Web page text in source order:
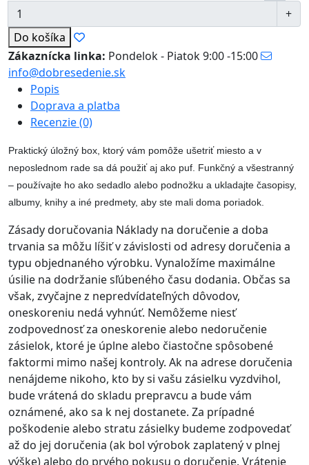
Do košíka
Zákaznícka linka: Pondelok - Piatok 9:00 -15:00
info@dobresedenie.sk
Popis
Doprava a platba
Recenzie (0)
Praktický úložný box, ktorý vám pomôže ušetriť miesto a v
neposlednom rade sa dá použiť aj ako puf. Funkčný a všestranný
– používajte ho ako sedadlo alebo podnožku a ukladajte časopisy,
albumy, knihy a iné predmety, aby ste mali doma poriadok.
Zásady doručovania Náklady na doručenie a doba
trvania sa môžu líšiť v závislosti od adresy doručenia a
typu objednaného výrobku. Vynaložíme maximálne
úsilie na dodržanie sľúbeného času dodania. Občas sa
však, zvyčajne z nepredvídateľných dôvodov,
oneskoreniu nedá vyhnúť. Nemôžeme niesť
zodpovednosť za oneskorenie alebo nedoručenie
zásielok, ktoré je úplne alebo čiastočne spôsobené
faktormi mimo našej kontroly. Ak na adrese doručenia
nenájdeme nikoho, kto by si vašu zásielku vyzdvihol,
bude vrátená do skladu prepravcu a bude vám
oznámené, ako sa k nej dostanete. Za prípadné
poškodenie alebo stratu zásielky budeme zodpovedať
až do jej doručenia (ak bol výrobok zaplatený v plnej
výške) alebo do prvého pokusu o doručenie. Vrátenie